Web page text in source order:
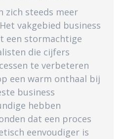
zich steeds meer
vakgebied business
een stormachtige
die cijfers
te verbeteren
een warm onthaal bij
business
hebben
dat een proces
eenvoudiger is